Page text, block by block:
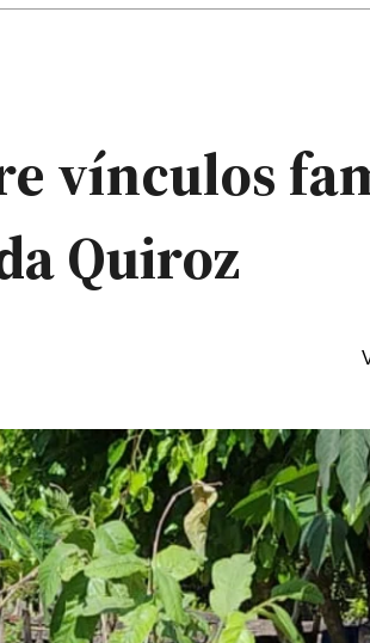
vínculos
Quiroz